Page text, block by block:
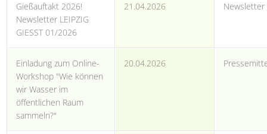
Gießauftakt 2026!
Newsletter LEIPZIG
GIESST 01/2026
21.04.2026 Newsletter
Einladung zum Online-
Workshop "Wie können
wir Wasser im
öffentlichen Raum
sammeln?"
20.04.2026